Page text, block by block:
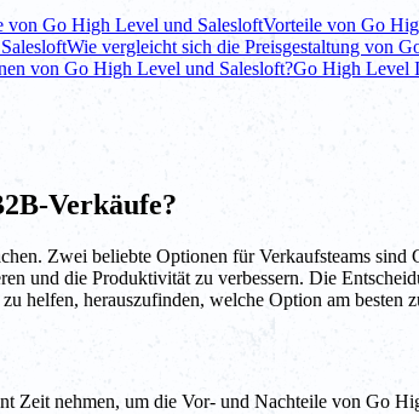
von Go High Level und SalesloftVorteile von Go
Wie vergleicht sich die Preisgestaltung von
von Go High Level und Salesloft?Go High Level
Verkäufe?
Zwei beliebte Optionen für Verkaufsteams
und die Produktivität zu verbessern. Die
herauszufinden, welche Option am besten
Zeit nehmen, um die Vor- und Nachteile von Go